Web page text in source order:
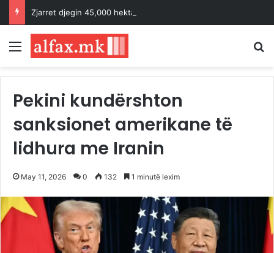
Menu
Pekini kundërshton
sanksionet amerikane të
lidhura me Iranin
May 11, 2026 0 132 1 minutë lexim